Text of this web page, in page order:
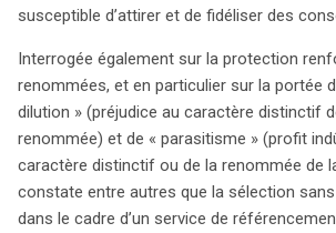
susceptible d’attirer et de fidéliser des
Interrogée également sur la protection
renommées, et en particulier sur la portée
dilution » (préjudice au caractère distinctif
renommée) et de « parasitisme » (profit
caractère distinctif ou de la renommée de
constate entre autres que la sélection
dans le cadre d’un service de